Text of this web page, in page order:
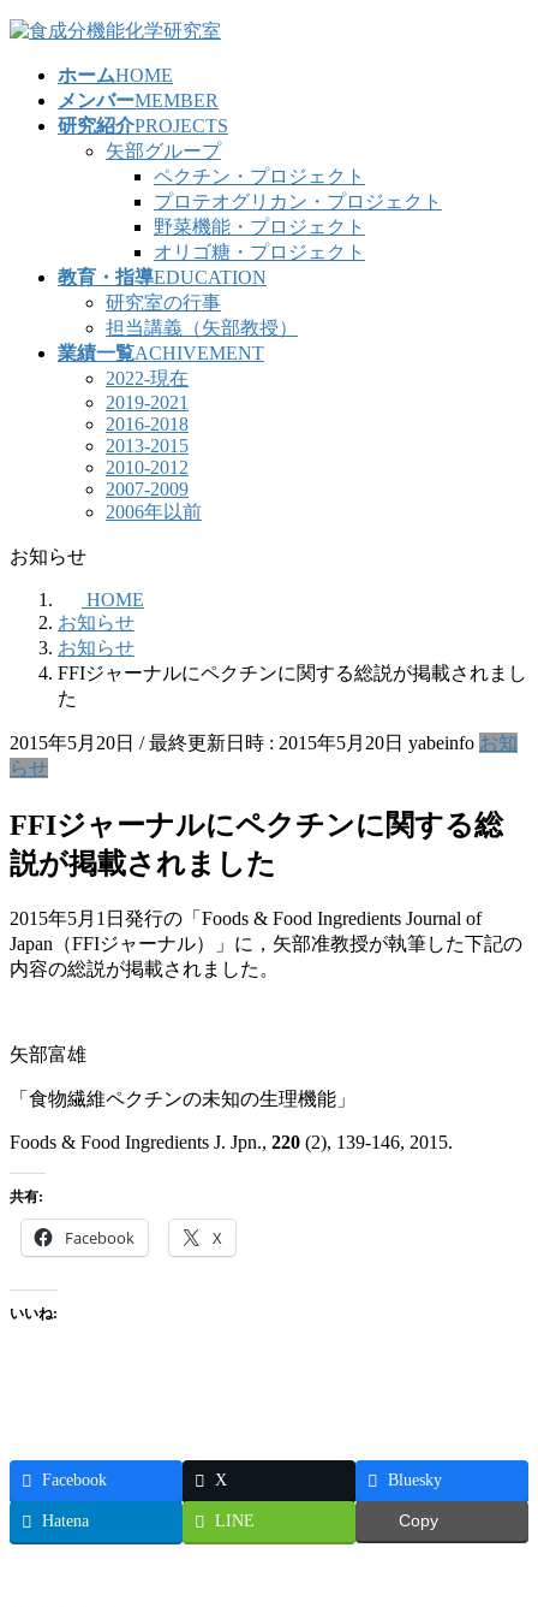
コ
ナ
ホームHOME
メンバーMEMBER
研究紹介PROJECTS
矢部グループ
ペクチン・プロジェクト
プロテオグリカン・プロジェクト
野菜機能・プロジェクト
オリゴ糖・プロジェクト
教育・指導EDUCATION
研究室の行事
担当講義（矢部教授）
業績一覧ACHIVEMENT
2022-現在
2019-2021
2016-2018
2013-2015
2010-2012
2007-2009
2006年以前
お知らせ
HOME
お知らせ
お知らせ
FFIジャーナルにペクチンに関する総説が掲載されまし
た
2015年5月20日 / 最終更新日時 : 2015年5月20日 yabeinfo お知
らせ
FFIジャーナルにペクチンに関する総
説が掲載されました
2015年5月1日発行の「Foods & Food Ingredients Journal of
Japan（FFIジャーナル）」に，矢部准教授が執筆した下記の
内容の総説が掲載されました。
矢部富雄
「食物繊維ペクチンの未知の生理機能」
Foods & Food Ingredients J. Jpn., 220 (2), 139-146, 2015.
共有:
Facebook X
いいね:
Facebook X Bluesky
Hatena LINE Copy